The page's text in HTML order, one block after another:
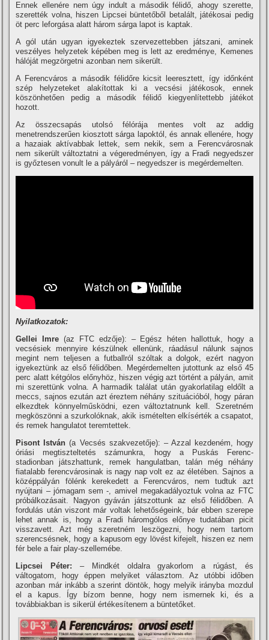
Ennek ellenére nem úgy indult a második félidő, ahogy szerette,
szerették volna, hiszen Lipcsei büntetőből betalált, játékosai pedig
öt perc leforgása alatt három sárga lapot is kaptak.
A gól után ugyan igyekeztek szervezettebben játszani, aminek
veszélyes helyzetek képében meg is lett az eredménye, Kemenes
hálóját megzörgetni azonban nem sikerült.
A Ferencváros a második félidőre kicsit leeresztett, í­gy időnként
szép helyzeteket alakí­tottak ki a vecsési játékosok, ennek
köszönhetően pedig a második félidő kiegyenlí­tettebb játékot
hozott.
Az összecsapás utolsó félórája mentes volt az addig
menetrendszerűen kiosztott sárga lapoktól, és annak ellenére, hogy
a hazaiak aktí­vabbak lettek, sem nekik, sem a Ferencvárosnak
nem sikerült változtatni a végeredményen, í­gy a Fradi negyedszer
is győztesen vonult le a pályáról – negyedszer is megérdemelten.
Nyilatkozatok:
Gellei Imre (az FTC edzője): – Egész héten hallottuk, hogy a
vecsésiek mennyire készülnek ellenünk, ráadásul nálunk sajnos
megint nem teljesen a futballról szóltak a dolgok, ezért nagyon
igyekeztünk az első félidőben. Megérdemelten jutottunk az első 45
perc alatt kétgólos előnyhöz, hiszen végig azt történt a pályán, amit
mi szerettünk volna. A harmadik találat után gyakorlatilag eldőlt a
meccs, sajnos ezután azt éreztem néhány szituációból, hogy páran
elkezdtek könnyelműsködni, ezen változtatnunk kell. Szeretném
megköszönni a szurkolóknak, akik ismételten elkí­sérték a csapatot,
és remek hangulatot teremtettek.
Pisont István (a Vecsés szakvezetője): – Azzal kezdeném, hogy
óriási megtiszteltetés számunkra, hogy a Puskás Ferenc-
stadionban játszhattunk, remek hangulatban, talán még néhány
fiatalabb ferencvárosinak is nagy nap volt ez az életében. Sajnos a
középpályán fölénk kerekedett a Ferencváros, nem tudtuk azt
nyújtani – jómagam sem -, amivel megakadályoztuk volna az FTC
próbálkozásait. Nagyon gyáván játszottunk az első félidőben. A
fordulás után viszont már voltak lehetőségeink, bár ebben szerepe
lehet annak is, hogy a Fradi háromgólos előnye tudatában picit
visszavett. Azt még szeretném leszögezni, hogy nem tartom
szerencsésnek, hogy a kapusom egy lövést kifejelt, hiszen ez nem
fér bele a fair play-szellemébe.
Lipcsei Péter: – Mindkét oldalra gyakorlom a rúgást, és
váltogatom, hogy éppen melyiket választom. Az utóbbi időben
azonban már inkább a szerint döntök, hogy melyik irányba mozdul
el a kapus. Így bí­zom benne, hogy nem ismernek ki, és a
továbbiakban is sikerül értékesí­tenem a büntetőket.